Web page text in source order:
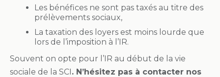
Les bénéfices ne sont pas taxés au titre des
prélèvements sociaux,
La taxation des loyers est moins lourde que
lors de l’imposition à l’IR.
Souvent on opte pour l’IR au début de la vie
sociale de la SCI. N’hésitez pas à contacter nos